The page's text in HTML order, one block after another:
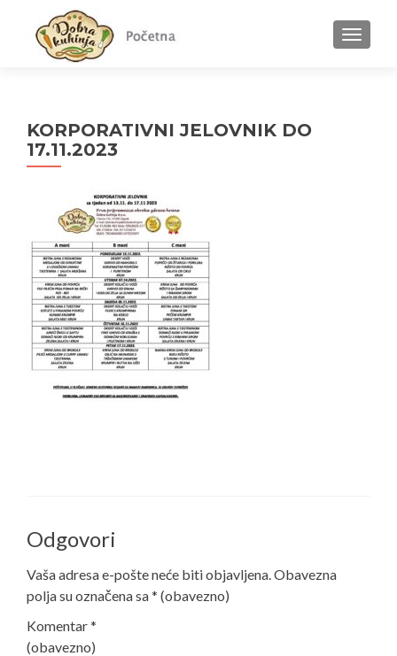
MENU
KORPORATIVNI JELOVNIK DO
17.11.2023
Odgovori
Vaša adresa e-pošte neće biti objavljena.Obavezna
polja su označena sa* (obavezno)
Komentar*
(obavezno)